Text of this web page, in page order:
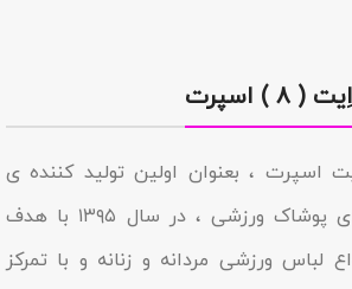
) اسپرت
اسپرت ، بعنوان اولین تولید کننده ی
تخصصی و حرفه ای پوشاک ورزشی ، در سال ۱۳۹۵ با هدف
لباس ورزشی مردانه و زنانه و با تمرکز